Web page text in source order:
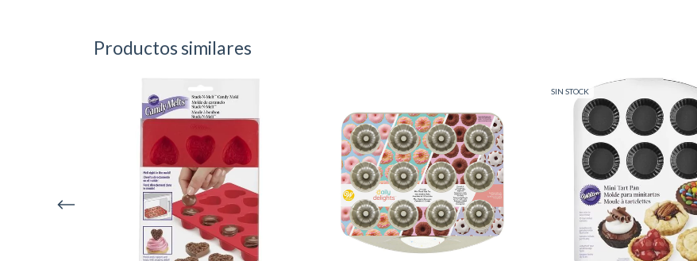
Productos similares
SIN STOCK